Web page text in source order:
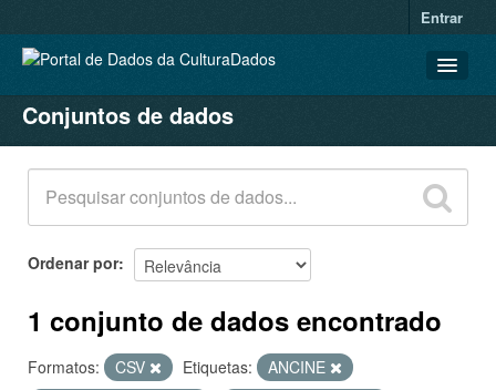
Entrar
CONJUNTOS DE DADOS
ORGANIZAÇÕES
GRUPOS
SOBRE
Conjuntos de dados
Ordenar por
1 conjunto de dados encontrado
Formatos: CSV Etiquetas:
ANCINE